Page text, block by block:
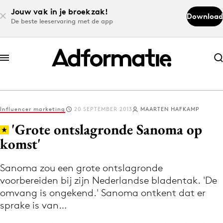
Jouw vak in je broekzak!
De beste leeservaring met de app
Download
Abonneer nu
Abonneer nu
Log in
Volg het laatste nieuws via de Adformatie
Nieuws app
Influencer marketing 20 SEPTEMBER 2013 MAARTEN HAFKAMP
'Grote ontslagronde Sanoma op
komst'
Sanoma zou een grote ontslagronde
voorbereiden bij zijn Nederlandse bladentak. 'De
omvang is ongekend.' Sanoma ontkent dat er
sprake is van…